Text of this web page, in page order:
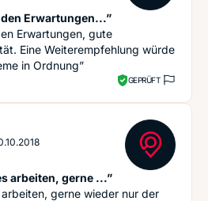
Erwartungen...”
Erwartungen, gute
Eine Weiterempfehlung würde
in Ordnung”
GEPRÜFT
arbeiten, gerne ...”
gerne wieder nur der